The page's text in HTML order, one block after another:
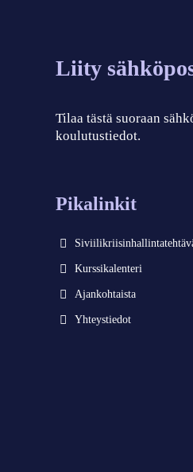
Liity
Tilaa tästä suoraan
koulutustiedot.
Pikalinkit
Kurssikalenteri
Ajankohtaista
Yhteystiedot